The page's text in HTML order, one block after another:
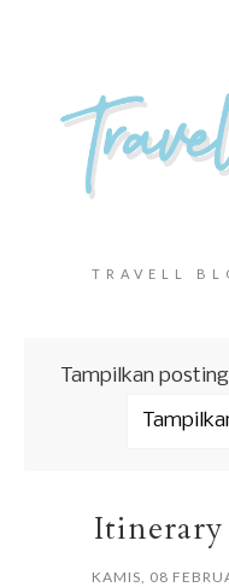
TRAVELL
Tampilkan
KAMIS, 08